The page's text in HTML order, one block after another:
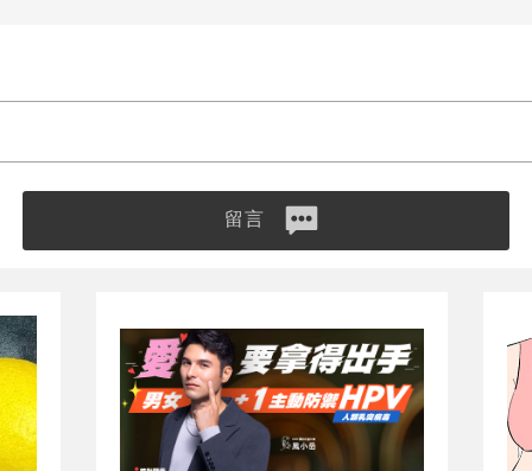
留言